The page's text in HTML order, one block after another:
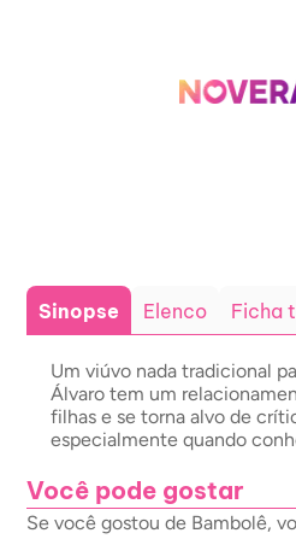
Sinopse Elenco Ficha
Um viúvo nada tradicional
Álvaro tem um
filhas e se torna alvo de
especialmente quando
Você pode gostar
Se você gostou de Bambolê,